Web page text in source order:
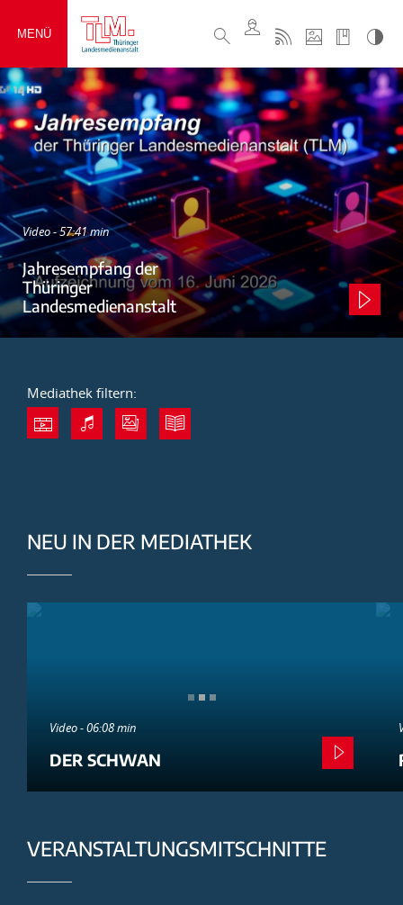
MENÜ
Video - 57:41 min
Jahresempfang der
Thüringer
Landesmedienanstalt
Mediathek filtern:
NEU IN DER MEDIATHEK
Video - 06:08 min
DER SCHWAN
VERANSTALTUNGSMITSCHNITTE